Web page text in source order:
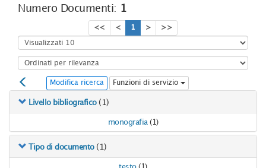
Numero Documenti: 1
<< < 1 > >>
Modifica ricerca Funzioni di servizio
Livello bibliografico (1)
monografia (1)
Tipo di documento (1)